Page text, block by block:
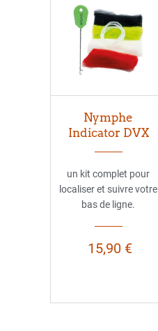
Nymphe
Indicator DVX
un kit complet pour
localiser et suivre votre
bas de ligne.
15,90 €